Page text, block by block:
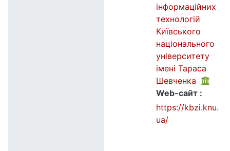
інформаційних
технологій
Київського
національного
університету
імені Тараса
Шевченка
Web-сайт :
https://kbzi.knu.
ua/